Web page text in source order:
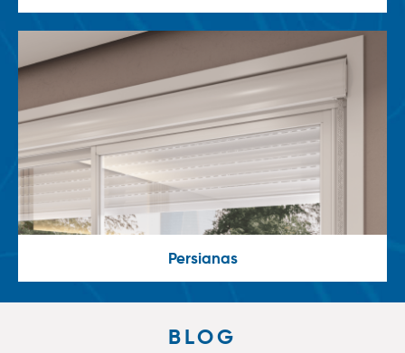
Persianas
BLOG